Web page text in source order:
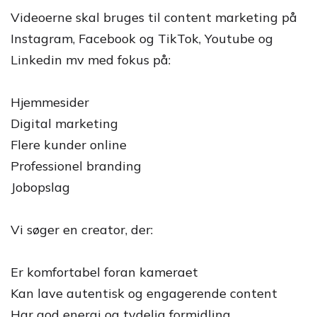
Videoerne skal bruges til content marketing på
Instagram, Facebook og TikTok, Youtube og
Linkedin mv med fokus på:
Hjemmesider
Digital marketing
Flere kunder online
Professionel branding
Jobopslag
Vi søger en creator, der:
Er komfortabel foran kameraet
Kan lave autentisk og engagerende content